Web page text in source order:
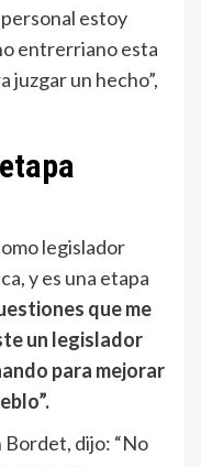
estoy
entrerriano esta
juzgar un hecho”,
legislador
y es una etapa
que me
un legislador
para mejorar
Bordet, dijo: “No